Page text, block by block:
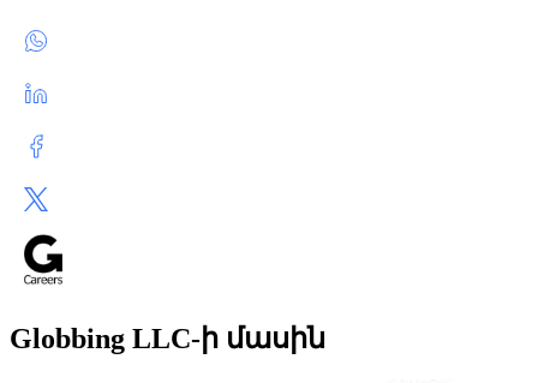
Globbing LLC-ի մասին